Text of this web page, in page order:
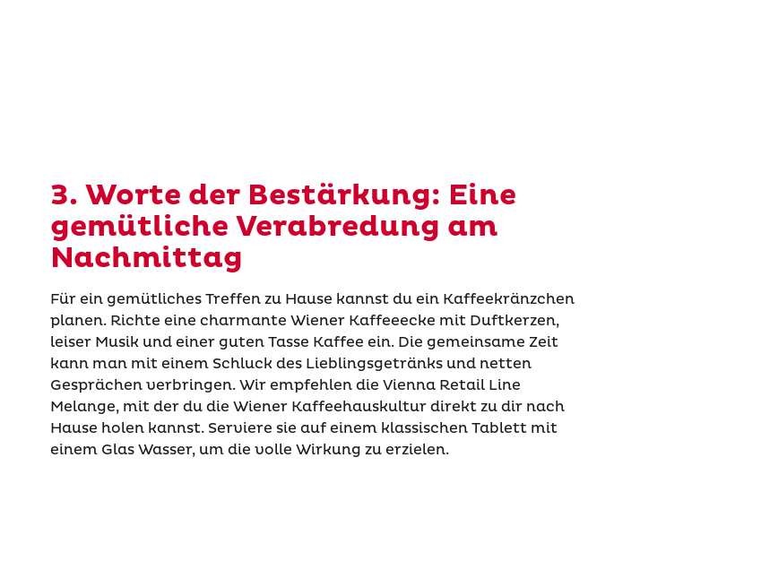
3. Worte der Bestärkung: Eine
gemütliche Verabredung am
Nachmittag
Für ein gemütliches Treffen zu Hause kannst du ein Kaffeekränzchen
planen. Richte eine charmante Wiener Kaffeeecke mit Duftkerzen,
leiser Musik und einer guten Tasse Kaffee ein. Die gemeinsame Zeit
kann man mit einem Schluck des Lieblingsgetränks und netten
Gesprächen verbringen. Wir empfehlen die Vienna Retail Line
Melange, mit der du die Wiener Kaffeehauskultur direkt zu dir nach
Hause holen kannst. Serviere sie auf einem klassischen Tablett mit
einem Glas Wasser, um die volle Wirkung zu erzielen.